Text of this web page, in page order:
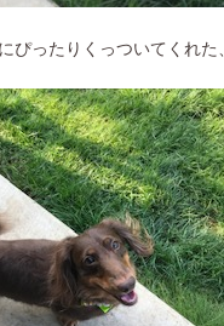
ぴったりくっついてくれ